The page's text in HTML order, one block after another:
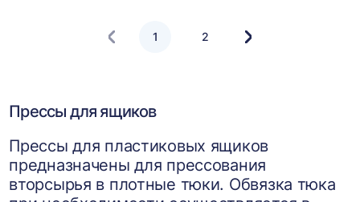
1 2
Следующая
Прессы для ящиков
Прессы для пластиковых ящиков
предназначены для прессования
вторсырья в плотные тюки. Обвязка тюка